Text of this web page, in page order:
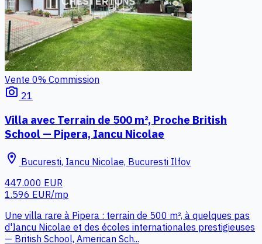
Vente 0% Commission
photo_camera 21
Villa avec Terrain de 500 m², Proche British
School — Pipera, Iancu Nicolae
location_on Bucuresti, Iancu Nicolae, Bucuresti Ilfov
447.000 EUR
1.596 EUR/mp
Une villa rare à Pipera : terrain de 500 m², à quelques pas
d'Iancu Nicolae et des écoles internationales prestigieuses
— British School, American Sch...